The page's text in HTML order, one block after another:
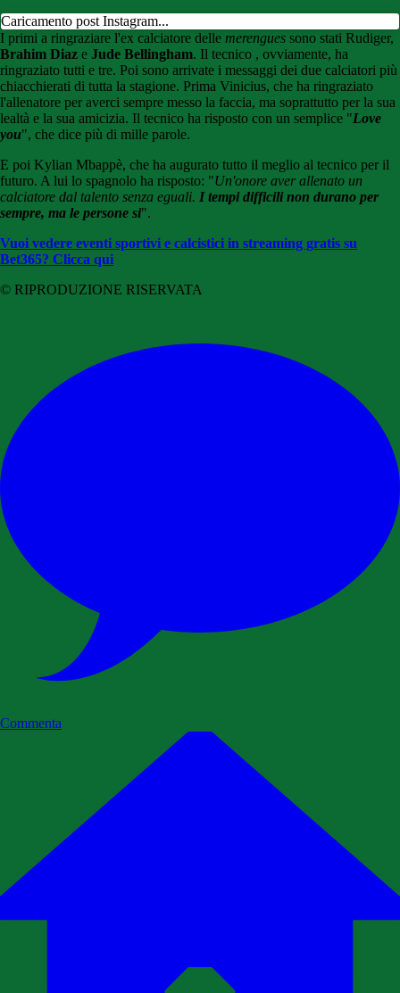
Caricamento post Instagram...
I primi a ringraziare l'ex calciatore delle merengues sono stati Rudiger,
Brahim Diaz e Jude Bellingham. Il tecnico , ovviamente, ha
ringraziato tutti e tre. Poi sono arrivate i messaggi dei due calciatori più
chiacchierati di tutta la stagione. Prima Vinicius, che ha ringraziato
l'allenatore per averci sempre messo la faccia, ma soprattutto per la sua
lealtà e la sua amicizia. Il tecnico ha risposto con un semplice "Love
you", che dice più di mille parole.
E poi Kylian Mbappè, che ha augurato tutto il meglio al tecnico per il
futuro. A lui lo spagnolo ha risposto: "Un'onore aver allenato un
calciatore dal talento senza eguali. I tempi difficili non durano per
sempre, ma le persone si".
Vuoi vedere eventi sportivi e calcistici in streaming gratis su
Bet365? Clicca qui
© RIPRODUZIONE RISERVATA
Commenta